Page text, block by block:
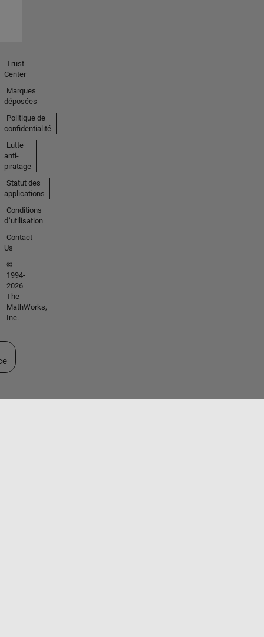
Trust
Center
Marques
déposées
Politique de
confidentialité
Lutte
anti-
piratage
Statut des
applications
Conditions
d՚utilisation
Contact
Us
©
1994-
2026
The
MathWorks,
Inc.
un site web